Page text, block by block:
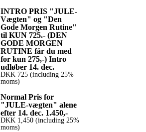
INTRO PRIS "JULE-
Vægten" og "Den
Gode Morgen Rutine"
til KUN 725.- (DEN
GODE MORGEN
RUTINE får du med
for kun 275,-) Intro
udløber 14. dec.
DKK 725 (including 25%
moms)
Normal Pris for
"JULE-vægten" alene
efter 14. dec. 1.450,-
DKK 1,450 (including 25%
moms)